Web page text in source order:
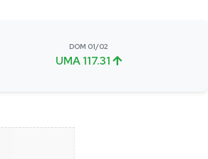
DOM 01/02
UMA 117.31